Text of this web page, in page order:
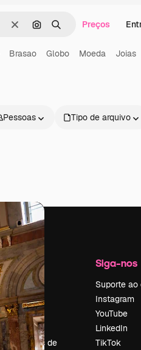
LimparPesquisar por imagem
BuscarPreços
Brasao Globo Moeda Joias
Pessoas Tipo de arquivo
Empresa
Preços
Sobre nós
Reviews
Emprego
Tendências de
Siga-nos
Suporte
Instagram
YouTube
LinkedIn
TikTok